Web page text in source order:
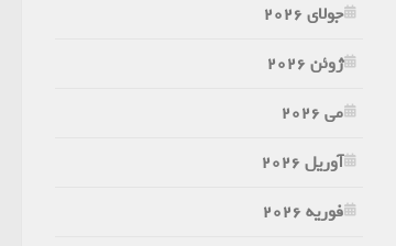
جولای 2026
ژوئن 2026
می 2026
آوریل 2026
فوریه 2026